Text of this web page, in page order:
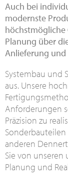
Auch bei
modernste
Planung über
Anlieferung und
Systembau und
aus. Unsere
Anforderungen
Präzision zu
anderen
Sie von
Planung und